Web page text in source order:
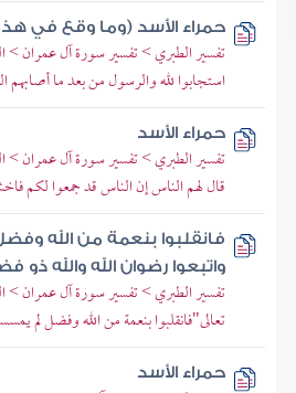
حمراء الأسد (وما وقع في
تفسير الطبري > تفسير سورة آل عمران >
استجابوا لله والرسول من بعد ما أصابهم
حمراء الأسد
تفسير الطبري > تفسير سورة آل عمران >
قال لهم الناس إن الناس قد جمعوا لكم
فانقلبوا بنعمة من الله
واتبعوا رضوان الله والله
تفسير الطبري > تفسير سورة آل عمران >
تعالى"فانقلبوا بنعمة من الله وفضل لم
حمراء الأسد